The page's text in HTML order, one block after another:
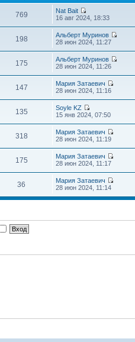
769
Nat Bait
16 авг 2024, 18:33
198
Альберт Муринов
28 июн 2024, 11:27
175
Альберт Муринов
28 июн 2024, 11:26
147
Мария Затаевич
28 июн 2024, 11:16
135
Soyle KZ
15 янв 2024, 07:50
318
Мария Затаевич
28 июн 2024, 11:19
175
Мария Затаевич
28 июн 2024, 11:17
36
Мария Затаевич
28 июн 2024, 11:14